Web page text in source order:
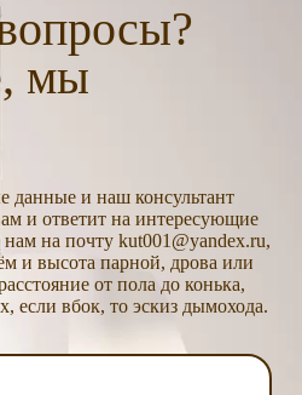
мы
данные и наш консультант
и ответит на интересующие
на почту kut001@yandex.ru,
и высота парной, дрова или
от пола до конька,
если вбок, то эскиз дымохода.